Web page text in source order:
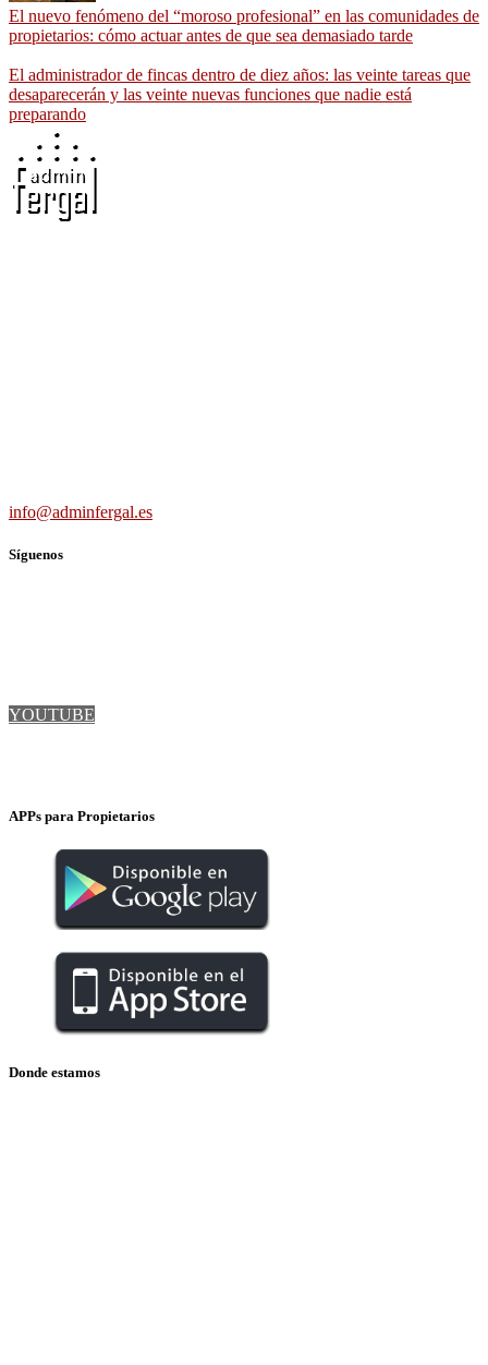
El nuevo fenómeno del “moroso profesional” en las comunidades de
propietarios: cómo actuar antes de que sea demasiado tarde
El administrador de fincas dentro de diez años: las veinte tareas que
desaparecerán y las veinte nuevas funciones que nadie está
preparando
info@adminfergal.es
Síguenos
YOUTUBE
APPs para Propietarios
Donde estamos